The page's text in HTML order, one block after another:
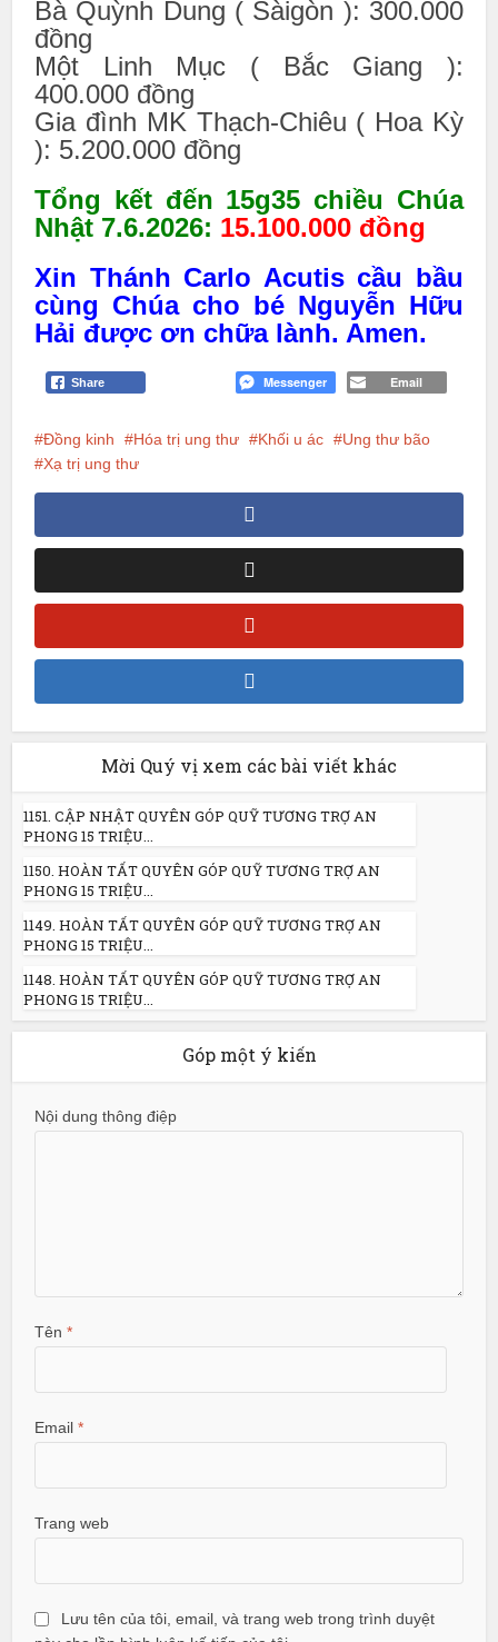
Bà Quỳnh Dung ( Sàigòn ): 300.000
đồng
Một Linh Mục ( Bắc Giang ):
400.000 đồng
Gia đình MK Thạch-Chiêu ( Hoa Kỳ
): 5.200.000 đồng
Tổng kết đến 15g35 chiều Chúa
Nhật 7.6.2026: 15.100.000 đồng
Xin Thánh Carlo Acutis cầu bầu
cùng Chúa cho bé Nguyễn Hữu
Hải được ơn chữa lành. Amen.
Share Messenger Email
Đồng kinh Hóa trị ung thư Khối u ác
Ung thư bão
Xạ trị ung thư
Mời Quý vị xem các bài viết khác
1151. CẬP NHẬT QUYÊN GÓP QUỸ TƯƠNG TRỢ AN
PHONG 15 TRIỆU...
1150. HOÀN TẤT QUYÊN GÓP QUỸ TƯƠNG TRỢ AN
PHONG 15 TRIỆU...
1149. HOÀN TẤT QUYÊN GÓP QUỸ TƯƠNG TRỢ AN
PHONG 15 TRIỆU...
1148. HOÀN TẤT QUYÊN GÓP QUỸ TƯƠNG TRỢ AN
PHONG 15 TRIỆU...
Góp một ý kiến
Nội dung thông điệp
Tên*
Email*
Trang web
Lưu tên của tôi, email, và trang web trong trình duyệt